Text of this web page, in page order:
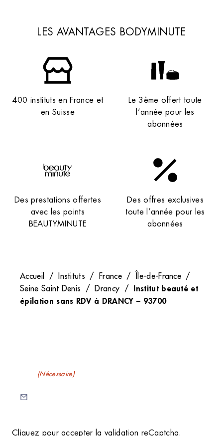
LES AVANTAGES BODYMINUTE
400 instituts en France et
en Suisse
Le 3ème offert toute
l’année pour les
abonnées
Des prestations offertes
avec les points
BEAUTYMINUTE
Des offres exclusives
toute l’année pour les
abonnées
Accueil / Instituts / France / Île-de-France /
Seine Saint Denis / Drancy / Institut beauté et
épilation sans RDV à DRANCY – 93700
(Nécessaire)
Cliquez pour accepter la validation reCaptcha.